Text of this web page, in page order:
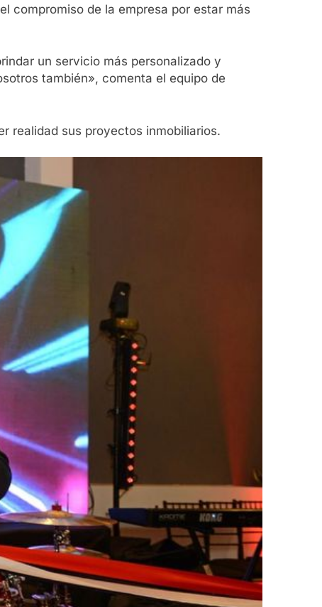
compromiso de la empresa por estar más
un servicio más personalizado y
también», comenta el equipo de
realidad sus proyectos inmobiliarios.